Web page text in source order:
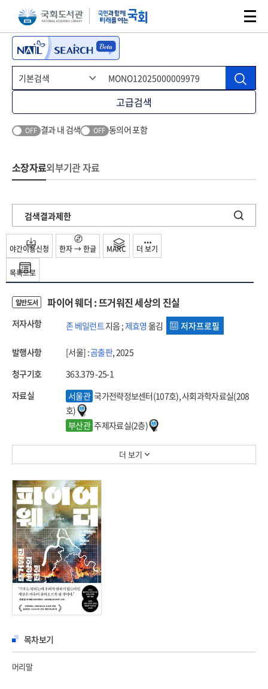
본문 바로가기주메뉴 바로가기
고급검색
OFF 결과 내 검색 OFF 동의어 포함
소장자료외부기관 자료
검색결과제한
목록으로
야간이용신청 한자 → 한글 MARC 더 보기
일반도서 파이어 웨더 : 뜨거워진 세상의 진실
저자사항 존 베일런트지음 ;제효영 옮김 저자프로필
발행사항 [서울] :곰출판, 2025
청구기호
363.379 -25-1
자료실
서울관 국가전략정보센터(107호), 사회과학자료실(208
호)
부산관 주제자료실(2층)
더 보기
목차보기
머리말